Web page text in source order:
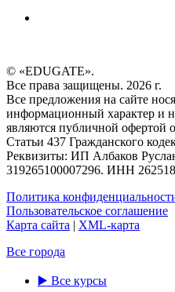
© «EDUGATE».
Все права защищены. 2026 г.
Все предложения на сайте
информационный характер и
являются публичной офертой
Статьи 437 Гражданского
Реквизиты: ИП Албаков
319265100007296. ИНН
Политика
Пользовательское соглашение
Карта сайта | XML-карта
Все города
▶️ Все курсы